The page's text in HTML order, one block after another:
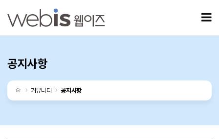
공지사항
처음으로
커뮤니티 공지사항